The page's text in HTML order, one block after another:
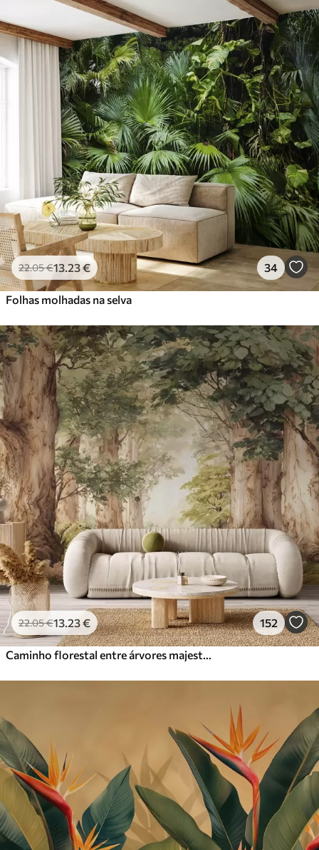
22.05€13 .23€ 34
Folhas molhadas na selva
22.05€13 .23€ 152